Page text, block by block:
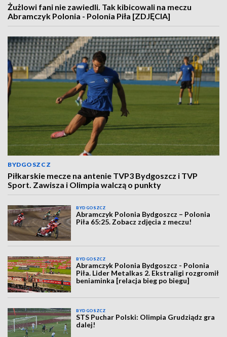
Żużlowi fani nie zawiedli. Tak kibicowali na meczu
Abramczyk Polonia - Polonia Piła [ZDJĘCIA]
BYDGOSZCZ
Piłkarskie mecze na antenie TVP3 Bydgoszcz i TVP
Sport. Zawisza i Olimpia walczą o punkty
BYDGOSZCZ
Abramczyk Polonia Bydgoszcz – Polonia
Piła 65:25. Zobacz zdjęcia z meczu!
BYDGOSZCZ
Abramczyk Polonia Bydgoszcz - Polonia
Piła. Lider Metalkas 2. Ekstraligi rozgromił
beniaminka [relacja bieg po biegu]
BYDGOSZCZ
STS Puchar Polski: Olimpia Grudziądz gra
dalej!